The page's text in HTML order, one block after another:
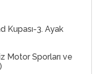
Kupası-3. Ayak
Motor Sporları ve